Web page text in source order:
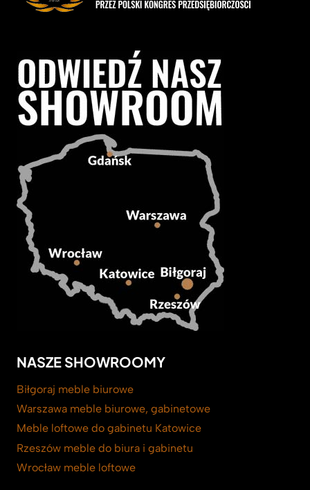
NASZE SHOWROOMY
Biłgoraj meble biurowe
Warszawa meble biurowe, gabinetowe
Meble loftowe do gabinetu Katowice
Rzeszów meble do biura i gabinetu
Wrocław meble loftowe